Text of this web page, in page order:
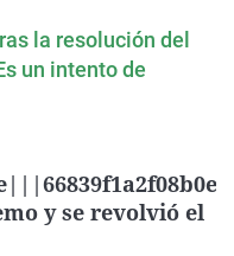
la resolución del
un intento de
y se revolvió el